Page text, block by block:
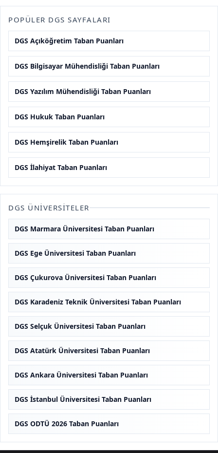
POPÜLER DGS SAYFALARI
DGS Açıköğretim Taban Puanları
DGS Bilgisayar Mühendisliği Taban Puanları
DGS Yazılım Mühendisliği Taban Puanları
DGS Hukuk Taban Puanları
DGS Hemşirelik Taban Puanları
DGS İlahiyat Taban Puanları
DGS ÜNIVERSITELER
DGS Marmara Üniversitesi Taban Puanları
DGS Ege Üniversitesi Taban Puanları
DGS Çukurova Üniversitesi Taban Puanları
DGS Karadeniz Teknik Üniversitesi Taban Puanları
DGS Selçuk Üniversitesi Taban Puanları
DGS Atatürk Üniversitesi Taban Puanları
DGS Ankara Üniversitesi Taban Puanları
DGS İstanbul Üniversitesi Taban Puanları
DGS ODTÜ 2026 Taban Puanları